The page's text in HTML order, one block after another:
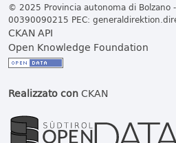
© 2025 Provincia autonoma di Bolzano
00390090215 PEC:
CKAN API
Open Knowledge Foundation
Realizzato conCKAN